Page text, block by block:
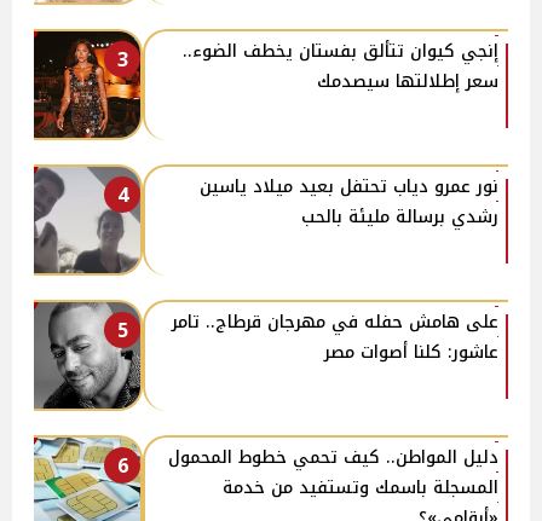
3
إنجي كيوان تتألق بفستان يخطف الضوء..
سعر إطلالتها سيصدمك
4
نور عمرو دياب تحتفل بعيد ميلاد ياسين
رشدي برسالة مليئة بالحب
5
على هامش حفله في مهرجان قرطاج.. تامر
عاشور: كلنا أصوات مصر
6
دليل المواطن.. كيف تحمي خطوط المحمول
المسجلة باسمك وتستفيد من خدمة